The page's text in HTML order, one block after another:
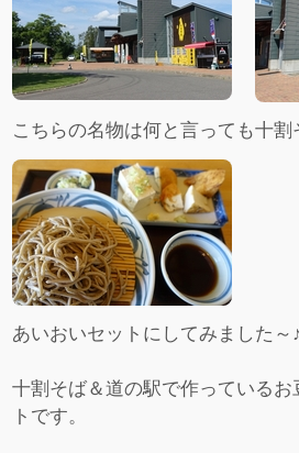
こちらの名物は何と言っても十割
あいおいセットにしてみました～♪
十割そば＆道の駅で作っているお
トです。